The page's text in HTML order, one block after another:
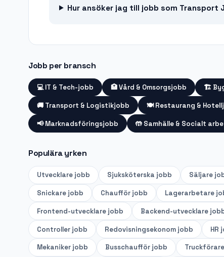
Hur ansöker jag till jobb som Transport
Jobb per bransch
💻 IT & Tech-jobb 🏥Vård & Omsorgsjobb 🏗️
🚚 Transport & Logistikjobb 🍽️ Restaurang &
📢 Marknadsföringsjobb 🤲 Samhälle & Socialt
Populära yrken
Utvecklare jobb Sjuksköterska jobb Säljare
Snickare jobb Chaufför jobb Lagerarbetare
Frontend-utvecklare jobb Backend-utvecklare
Controller jobb Redovisningsekonom jobb HR
Mekaniker jobb Busschaufför jobb Truckförare